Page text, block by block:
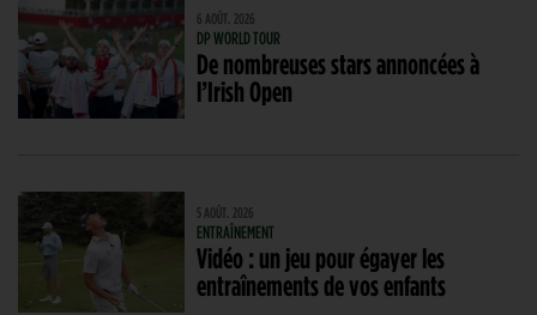
6 AOÛT. 2026
DP WORLD TOUR
De nombreuses stars annoncées à
l’Irish Open
5 AOÛT. 2026
ENTRAÎNEMENT
Vidéo : un jeu pour égayer les
entraînements de vos enfants